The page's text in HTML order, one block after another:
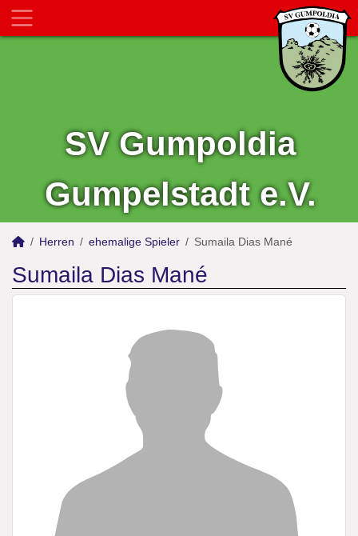
SV Gumpoldia
Gumpelstadt e.V.
Herren ehemalige Spieler Sumaila Dias Mané
Sumaila Dias Mané